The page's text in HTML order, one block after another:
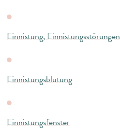
Einnistung, Einnistungsstörungen
Einnistungsblutung
Einnistungsfenster